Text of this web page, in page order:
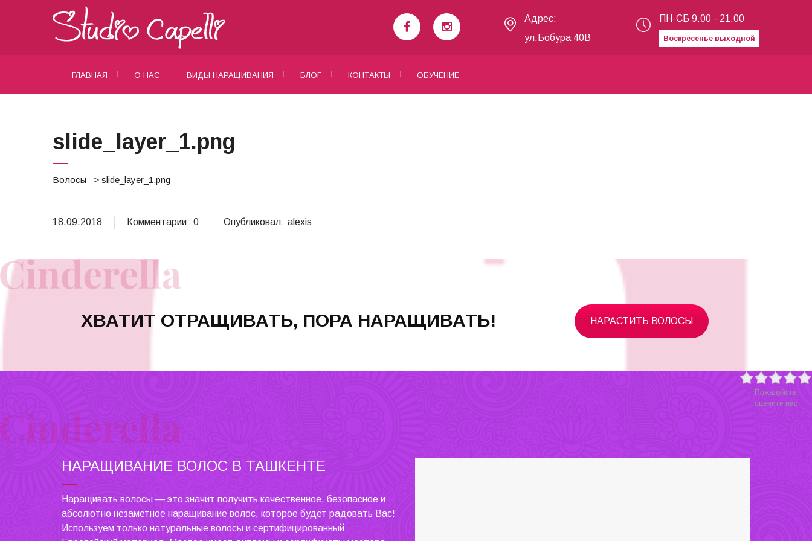
Наращивание волос Ташкент
ПН-СБ 9.00 - 21.00
Воскресенье выходной
Адрес:
ул.Бобура 40В
ГЛАВНАЯ О НАС ВИДЫ НАРАЩИВАНИЯ БЛОГ КОНТАКТЫ ОБУЧЕНИЕ
slide_layer_1.png
Волосы > slide_layer_1.png
18.09.2018 Комментарии: 0 Опубликовал: alexis
ХВАТИТ ОТРАЩИВАТЬ, ПОРА НАРАЩИВАТЬ! НАРАСТИТЬ ВОЛОСЫ
Пожалуйста
оцените нас
НАРАЩИВАНИЕ ВОЛОС В ТАШКЕНТЕ
Наращивать волосы — это значит получить качественное, безопасное и
абсолютно незаметное наращивание волос, которое будет радовать Вас!
Используем только натуральные волосы и сертифицированный